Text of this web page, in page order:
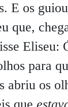
E os
que,
Eliseu:
para
abriu os